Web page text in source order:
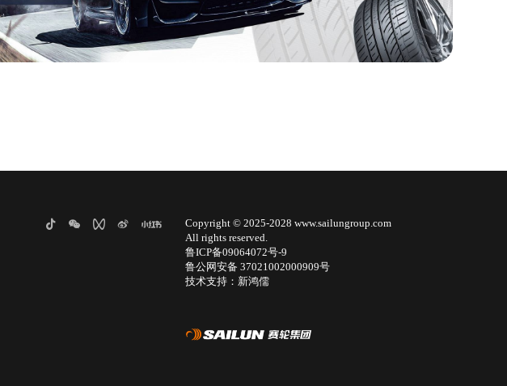
Copyright © 2025-2028 www.sailungroup.com
All rights reserved.
鲁ICP备09064072号-9
鲁公网安备 37021002000909号
技术支持：新鸿儒